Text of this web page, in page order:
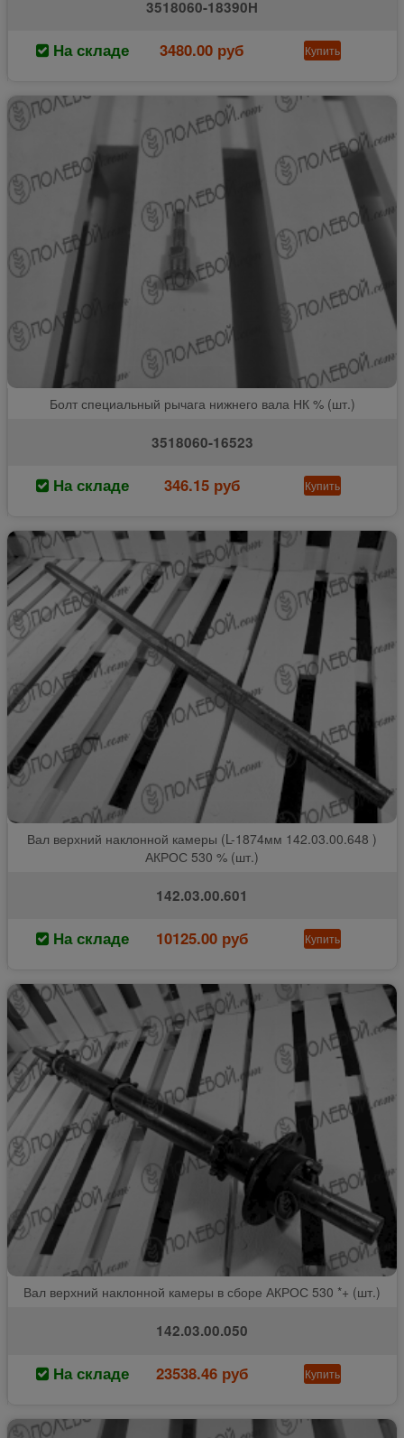
3518060-18390Н
На складе 3480.00 руб Купить
Болт специальный рычага нижнего вала НК % (шт.)
3518060-16523
На складе 346.15 руб Купить
Вал верхний наклонной камеры (L-1874мм 142.03.00.648 )
АКРОС 530 % (шт.)
142.03.00.601
На складе 10125.00 руб Купить
Вал верхний наклонной камеры в сборе АКРОС 530 *+ (шт.)
142.03.00.050
На складе 23538.46 руб Купить